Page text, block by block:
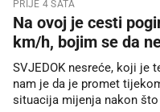
PRIJE 4 SATA
Na ovoj je cesti
km/h, bojim se da
SVJEDOK nesreće, koji je
nam je da je promet
situacija mijenja nakon što